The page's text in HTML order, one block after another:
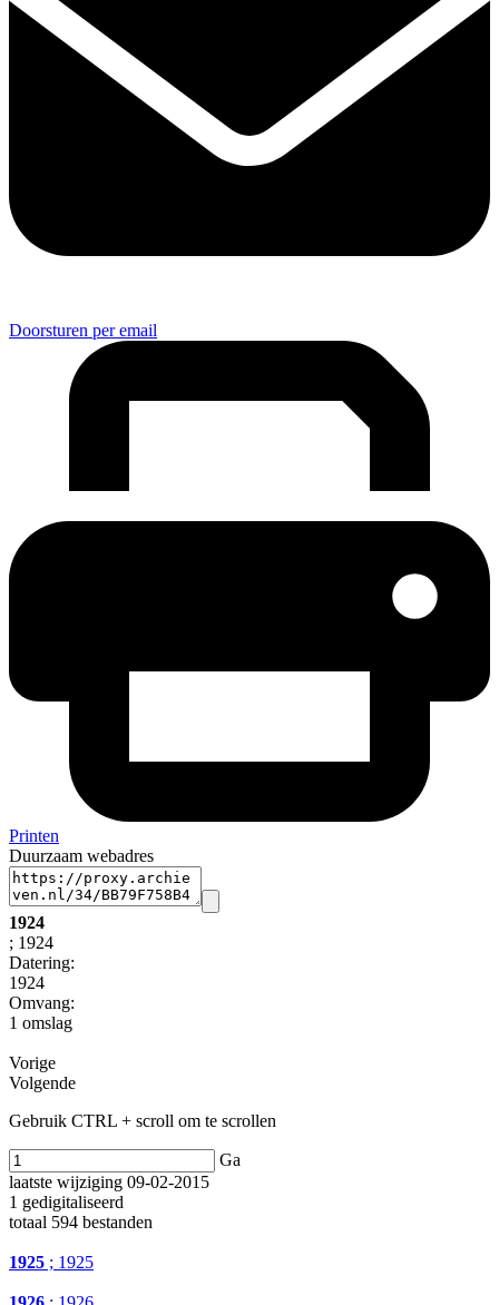
Doorsturen per email
Printen
Duurzaam webadres
1924
; 1924
Datering:
1924
Omvang:
1 omslag
Vorige
Volgende
Gebruik CTRL + scroll om te scrollen
Ga
laatste wijziging 09-02-2015
1 gedigitaliseerd
totaal 594 bestanden
1925 ; 1925